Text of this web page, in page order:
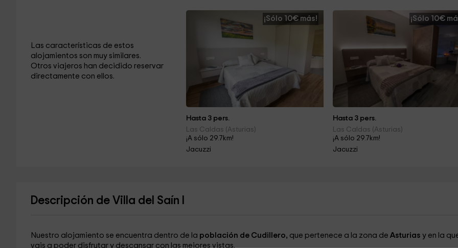
Las características de estos
alojamientos son muy similares.
Otros viajeros han decidido reservar
directamente con ellos.
¡Sólo 10€ más!
Hasta 3 pers.
Las Caldas (Asturias)
¡A sólo 29.7km!
Jacuzzi
¡Sólo 10€
Hasta 3 pers.
Las Caldas (Asturias)
¡A sólo 29.7km!
Jacuzzi
Descripción de Villa del Saín I
Nuestro alojamiento se encuentra dentro de la población de Cudillero, que pertenece a la zona de Asturias y en la
vais a poder disfrutar y descansar con las mejores vistas.